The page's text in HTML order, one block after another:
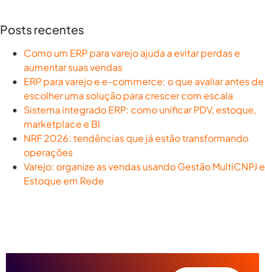
Posts recentes
Como um ERP para varejo ajuda a evitar perdas e
aumentar suas vendas
ERP para varejo e e-commerce: o que avaliar antes de
escolher uma solução para crescer com escala
Sistema integrado ERP: como unificar PDV, estoque,
marketplace e BI
NRF 2026: tendências que já estão transformando
operações
Varejo: organize as vendas usando Gestão MultiCNPJ e
Estoque em Rede